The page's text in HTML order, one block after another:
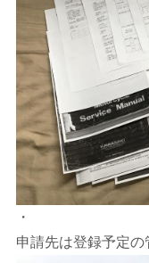
・
申請先は登録予定の